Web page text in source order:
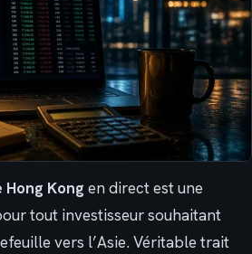
Hong Kong en direct est une
tout investisseur souhaitant
vers l’Asie. Véritable trait